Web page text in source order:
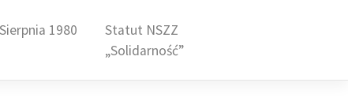
1980
Statut NSZZ
„Solidarność”